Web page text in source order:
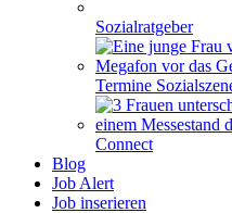
Sozialratgeber
Termine
Connect
Blog
Job Alert
Job inserieren